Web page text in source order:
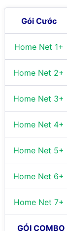
Gói Cước
Home Net 1+
Home Net 2+
Home Net 3+
Home Net 4+
Home Net 5+
Home Net 6+
Home Net 7+
GÓI